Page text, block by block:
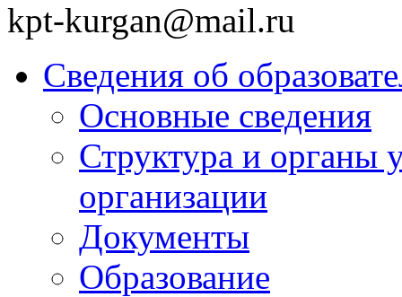
kpt-kurgan@mail.ru
Сведения об
Основные сведения
Структура и органы
организации
Документы
Образование